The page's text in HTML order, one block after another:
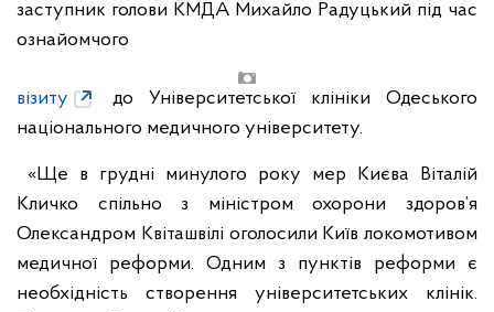
заступник голови КМДА Михайло Радуцький під час
ознайомчого
візиту
до Університетської клініки Одеського
національного медичного університету.
«Ще в грудні минулого року мер Києва Віталій
Кличко спільно з міністром охорони здоров’я
Олександром Квіташвілі оголосили Київ локомотивом
медичної реформи. Одним з пунктів реформи є
необхідність створення університетських клінік.